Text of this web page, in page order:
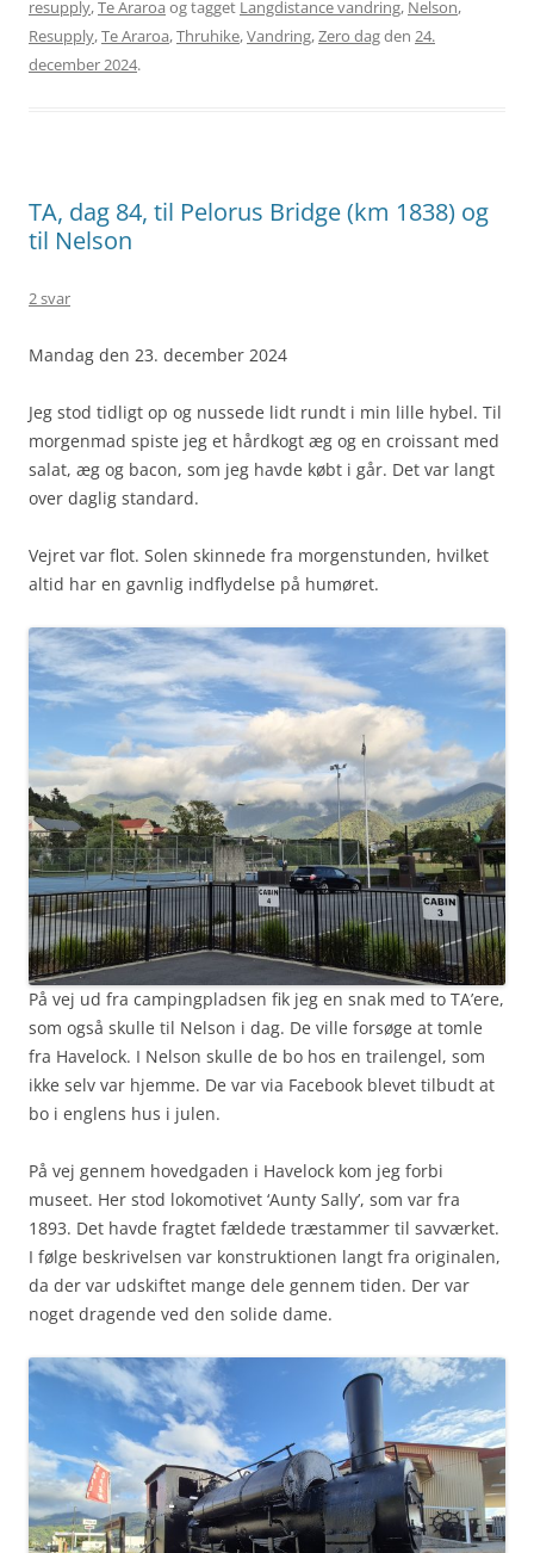
resupply,Te Araroa og tagget Langdistance vandring, Nelson,
Resupply,Te Araroa,Thruhike,Vandring,Zero dagden 24.
december 2024.
TA, dag 84, til Pelorus Bridge (km 1838) og
til Nelson
2 svar
Mandag den 23. december 2024
Jeg stod tidligt op og nussede lidt rundt i min lille hybel. Til
morgenmad spiste jeg et hårdkogt æg og en croissant med
salat, æg og bacon, som jeg havde købt i går. Det var langt
over daglig standard.
Vejret var flot. Solen skinnede fra morgenstunden, hvilket
altid har en gavnlig indflydelse på humøret.
På vej ud fra campingpladsen fik jeg en snak med to TA’ere,
som også skulle til Nelson i dag. De ville forsøge at tomle
fra Havelock. I Nelson skulle de bo hos en trailengel, som
ikke selv var hjemme. De var via Facebook blevet tilbudt at
bo i englens hus i julen.
På vej gennem hovedgaden i Havelock kom jeg forbi
museet. Her stod lokomotivet ‘Aunty Sally’, som var fra
1893. Det havde fragtet fældede træstammer til savværket.
I følge beskrivelsen var konstruktionen langt fra originalen,
da der var udskiftet mange dele gennem tiden. Der var
noget dragende ved den solide dame.